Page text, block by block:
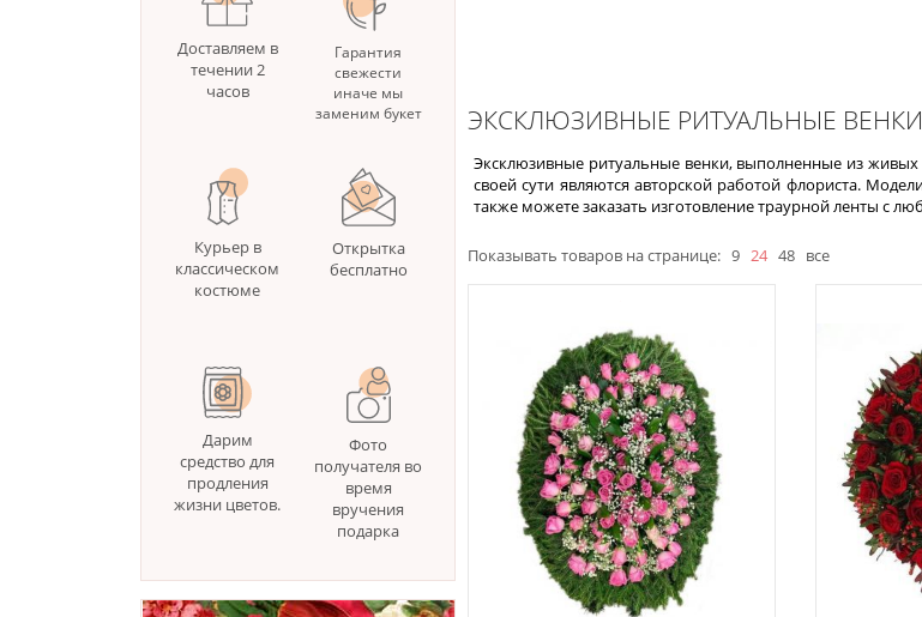
Доставляем в
течении 2
часов
Гарантия
свежести
иначе мы
заменим букет
Курьер в
классическом
костюме
Открытка
бесплатно
Дарим
средство для
продления
жизни цветов.
Фото
получателя во
время
вручения
подарка
ЭКСКЛЮЗИВНЫЕ РИТУАЛЬНЫЕ ВЕНКИ
Эксклюзивные ритуальные венки, выполненные из
своей сути являются авторской работой флориста.
также можете заказать изготовление траурной ленты с
Показывать товаров на странице: 9 24 48 все